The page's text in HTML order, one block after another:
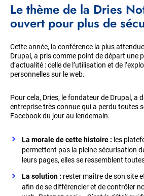
Le thème de la Dries
ouvert pour plus de
Cette année, la conférence la plus
Drupal, a pris comme point de départ une
d’actualité : celle de l’utilisation et de
personnelles sur le web.
Pour cela, Dries, le fondateur de Drupal, a
entreprise très connue qui a perdu toutes
Facebook du jour au lendemain.
La morale de cette histoire : les
permettent pas la pleine sécurisation
leurs pages, elles se ressemblent
La solution : rester maître de son site
afin de se différencier et de contrôler